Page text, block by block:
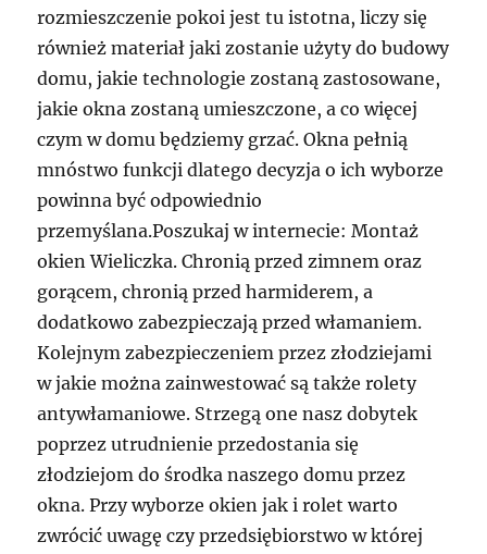
rozmieszczenie pokoi jest tu istotna, liczy się
również materiał jaki zostanie użyty do budowy
domu, jakie technologie zostaną zastosowane,
jakie okna zostaną umieszczone, a co więcej
czym w domu będziemy grzać. Okna pełnią
mnóstwo funkcji dlatego decyzja o ich wyborze
powinna być odpowiednio
przemyślana.Poszukaj w internecie: Montaż
okien Wieliczka. Chronią przed zimnem oraz
gorącem, chronią przed harmiderem, a
dodatkowo zabezpieczają przed włamaniem.
Kolejnym zabezpieczeniem przez złodziejami
w jakie można zainwestować są także rolety
antywłamaniowe. Strzegą one nasz dobytek
poprzez utrudnienie przedostania się
złodziejom do środka naszego domu przez
okna. Przy wyborze okien jak i rolet warto
zwrócić uwagę czy przedsiębiorstwo w której